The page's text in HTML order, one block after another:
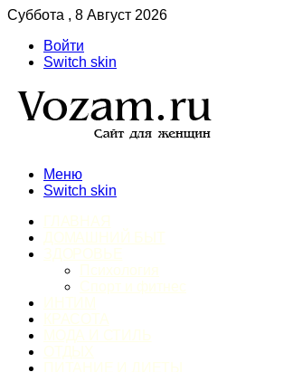
Суббота , 8 Август 2026
Войти
Switch skin
Меню
Switch skin